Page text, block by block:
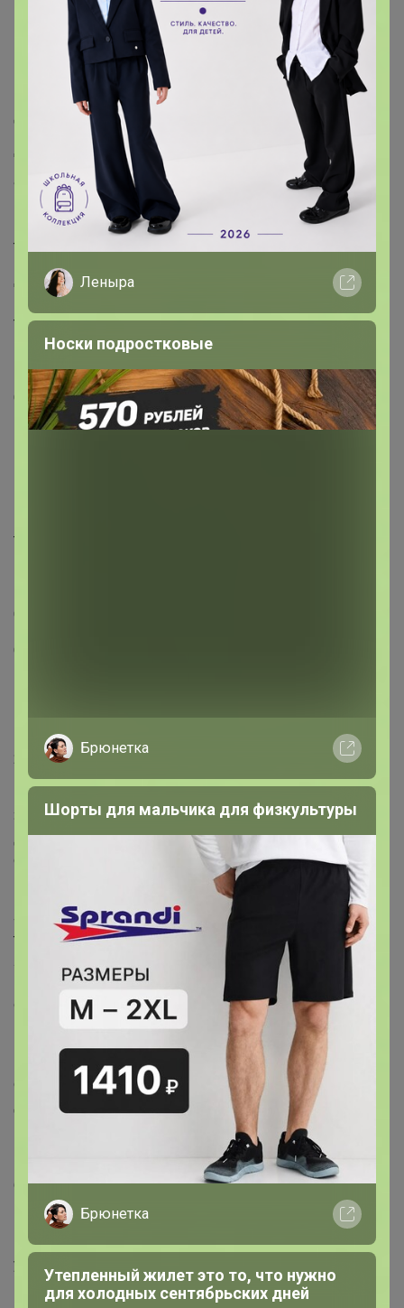
Описание
Бисквитное печенье для украшения и приготовления
десертов
Изделие в виде палочек классического печенья
"савоярди", сладкое, с характерным вкусом и
ароматом ванили, с одной стороны покрыты сахарным
песком.
Использовать в пропитанном виде вместо бисквита, а
также для украшения кондитерских изделий.
Идеально подходят для приготовления десерта
"Тирамису"
Тирамису с сыром маскарпоне и кофейным ликером
Сыр маскарпоне500 г
Печенье савоярди24 штуки
Темный шоколад50 г
Сахарная пудра½ стакана
Свежесваренный кофе150 м
1. Отделяем белки от желтков.
2. Венчиком взбиваем белки до состояния густой
пены.
3. В другой миске взбиваем желтки и сахар,
добавляем сыр и все тщательно перемешиваем до
состояния однородной массы. Маленькими порциями
вмешиваем в полученный крем белки.
4. Заранее варим кофе и остужаем его до комнатной
температуры. Добавляем в него 2–3 столовые ложки
ликера (по вкусу) и переливаем в глубокую тарелку
или любую другую емкость, в которой будет удобно
обмакивать печенье.
5. Формируем слои десерта. Для этого каждую
печенюшку в горизонтальном положении одной
стороной окунаем в кофе ровно на 1 секунду (мокрой
должна быть только нижняя часть печенья) и
выкладываем в форму. Следующий слой — 0,5 части
крема. Затем снова печенье и второй слой крема.
6. Все это ставим в холодильник на ночь.
7. Перед подачей на стол украшаем тертым
шоколадом и какао (просеиваем мелким ситом). Для
украшения также можно использовать клубнику и
взбитые сливки.
Леныра
Носки подростковые
Брюнетка
Шорты для мальчика для физкультуры
Брюнетка
Утепленный жилет это то, что нужно
для холодных сентябрьских дней